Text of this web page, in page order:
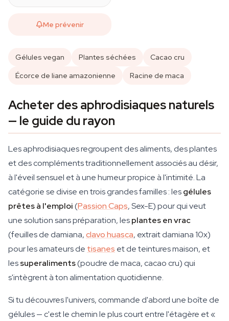
Me prévenir
Gélules vegan Plantes séchées
Cacao cru
Écorce de liane amazonienne
Racine de maca
Acheter des aphrodisiaques naturels
— le guide du rayon
Les aphrodisiaques regroupent des aliments, des plantes
et des compléments traditionnellement associés au désir,
à l'éveil sensuel et à une humeur propice à l'intimité. La
catégorie se divise en trois grandes familles : lesgélules
prêtes à l'emploi(Passion Caps, Sex-E) pour qui veut
une solution sans préparation, lesplantes en vrac
(feuilles de damiana,clavo huasca, extrait damiana 10x)
pour les amateurs de tisanes et de teintures maison, et
lessuperaliments(poudre de maca, cacao cru) qui
s'intègrent à ton alimentation quotidienne.
Si tu découvres l'univers, commande d'abord une boîte de
gélules — c'est le chemin le plus court entre l'étagère et «